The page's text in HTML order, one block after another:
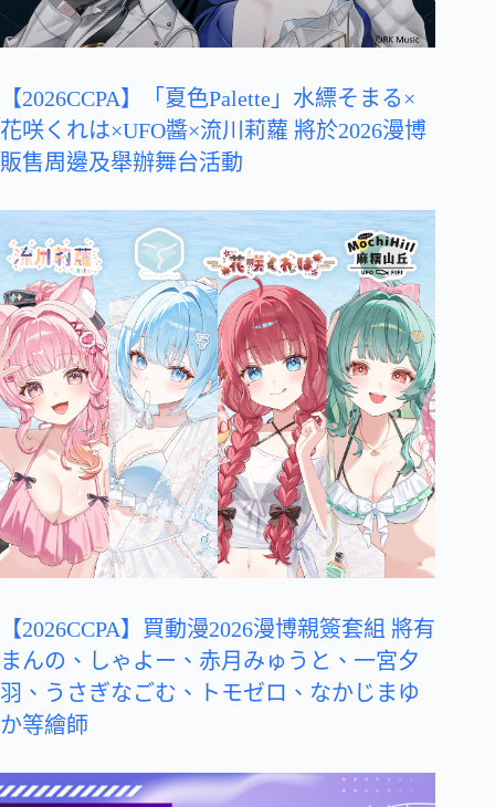
【2026CCPA】「夏色Palette」水縹そまる×
花咲くれは×UFO醬×流川莉蘿 將於2026漫博
販售周邊及舉辦舞台活動
【2026CCPA】買動漫2026漫博親簽套組 將有
まんの、しゃよー、赤月みゅうと、一宮夕
羽、うさぎなごむ、トモゼロ、なかじまゆ
か等繪師